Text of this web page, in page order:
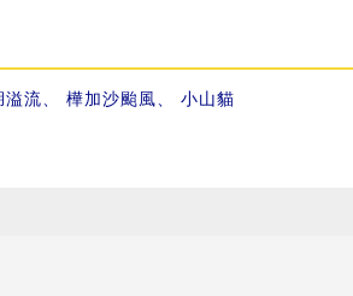
溢流 樺加沙颱風 小山貓